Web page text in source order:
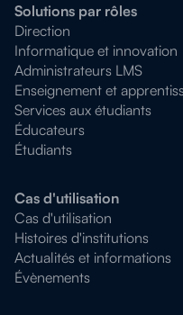
Solutions par rôles
Direction
Informatique et innovation
Administrateurs LMS
Enseignement et
Services aux étudiants
Éducateurs
Étudiants
Cas d'utilisation
Cas d'utilisation
Histoires d'institutions
Actualités et informations
Évènements